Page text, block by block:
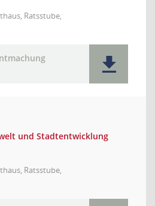
Ratsstube,
und Stadtentwicklung
Ratsstube,